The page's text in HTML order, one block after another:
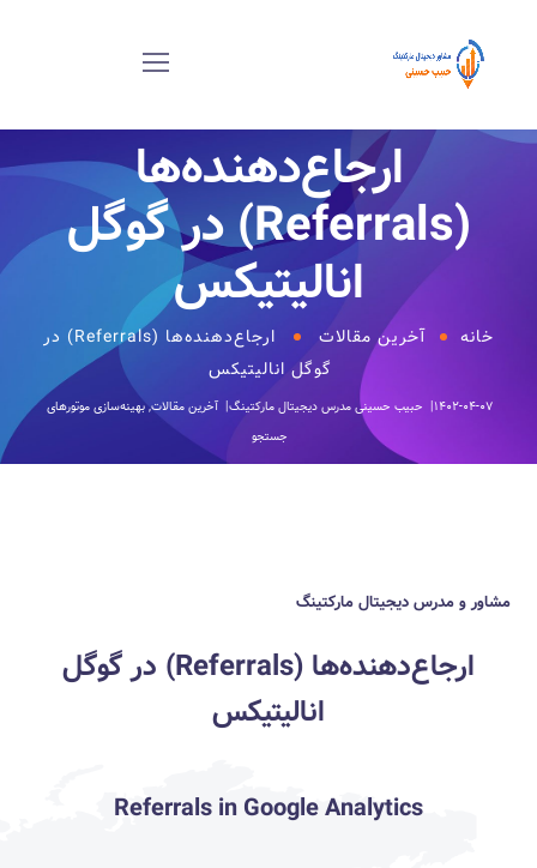
ارجاع‌دهنده‌ها
(Referrals) در گوگل
انالیتیکس
خانه آخرین مقالات
ارجاع‌دهنده‌ها (Referrals) در
گوگل انالیتیکس
۱۴۰۲-۰۴-۰۷ حبیب حسینیمدرس دیجیتال مارکتینگ آخرین مقالات,بهینه‌سازی موتورهای
جستجو
مشاور و مدرس دیجیتال مارکتینگ
ارجاع‌دهنده‌ها (Referrals) در گوگل
انالیتیکس
Referrals in Google Analytics